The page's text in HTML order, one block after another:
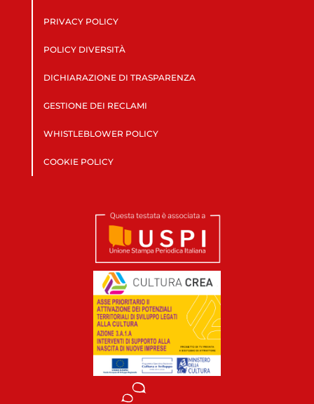
PRIVACY POLICY
POLICY DIVERSITÀ
DICHIARAZIONE DI TRASPARENZA
GESTIONE DEI RECLAMI
WHISTLEBLOWER POLICY
COOKIE POLICY